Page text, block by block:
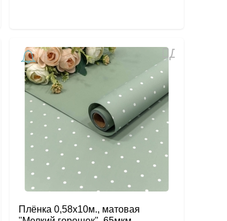
Добавить
избранное
Плёнка 0,58х10м., матовая